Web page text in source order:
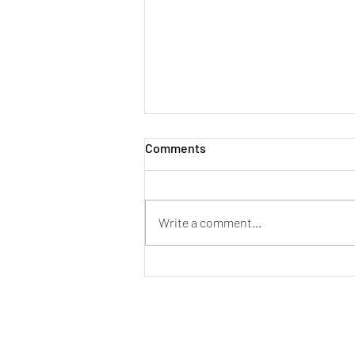
Comments
Write a comment...